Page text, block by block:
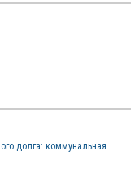
долга: коммунальная